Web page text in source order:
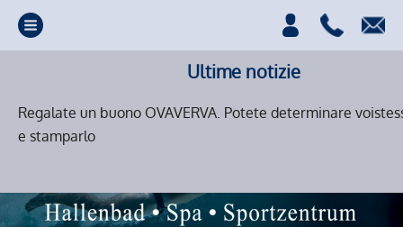
Ultime notizie
Regalate un buono OVAVERVA. Potete determinare
e stamparlo